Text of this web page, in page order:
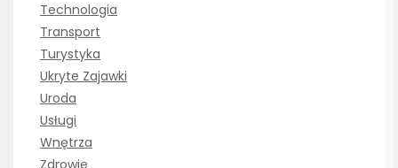
Technologia
Transport
Turystyka
Ukryte Zajawki
Uroda
Usługi
Wnętrza